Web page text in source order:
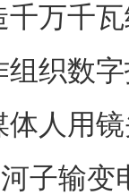
千万千
织数
人用
子输变